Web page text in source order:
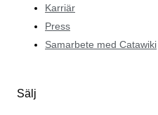
Karriär
Press
Samarbete med Catawiki
Sälj